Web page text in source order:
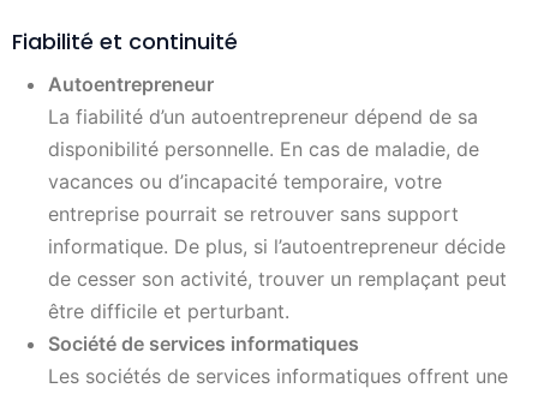
Fiabilité et continuité
Autoentrepreneur
La fiabilité d’un autoentrepreneur dépend de sa
disponibilité personnelle. En cas de maladie, de
vacances ou d’incapacité temporaire, votre
entreprise pourrait se retrouver sans support
informatique. De plus, si l’autoentrepreneur décide
de cesser son activité, trouver un remplaçant peut
être difficile et perturbant.
Société de services informatiques
Les sociétés de services informatiques offrent une